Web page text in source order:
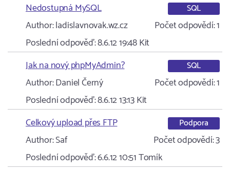
Nedostupná MySQL
SQL
Author:ladislavnovak.wz.cz Počet odpovědí:1
Poslední odpověď:8.6.12 19:48Kit
Jak na nový phpMyAdmin?
SQL
Author:Daniel Černý Počet odpovědí:1
Poslední odpověď:8.6.12 13:13Kit
Celkový upload přes FTP
Podpora
Author:Saf Počet odpovědí:3
Poslední odpověď:6.6.12 10:51Tomík